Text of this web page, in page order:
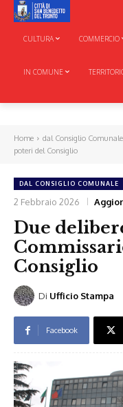
CULTURA COMMERCIO
IN COMUNE
Home dal Consiglio Comunale
poteri del Consiglio
DAL CONSIGLIO COMUNALE
2 Febbraio 2026
Due
Consiglio
Di Ufficio Stampa
Facebook